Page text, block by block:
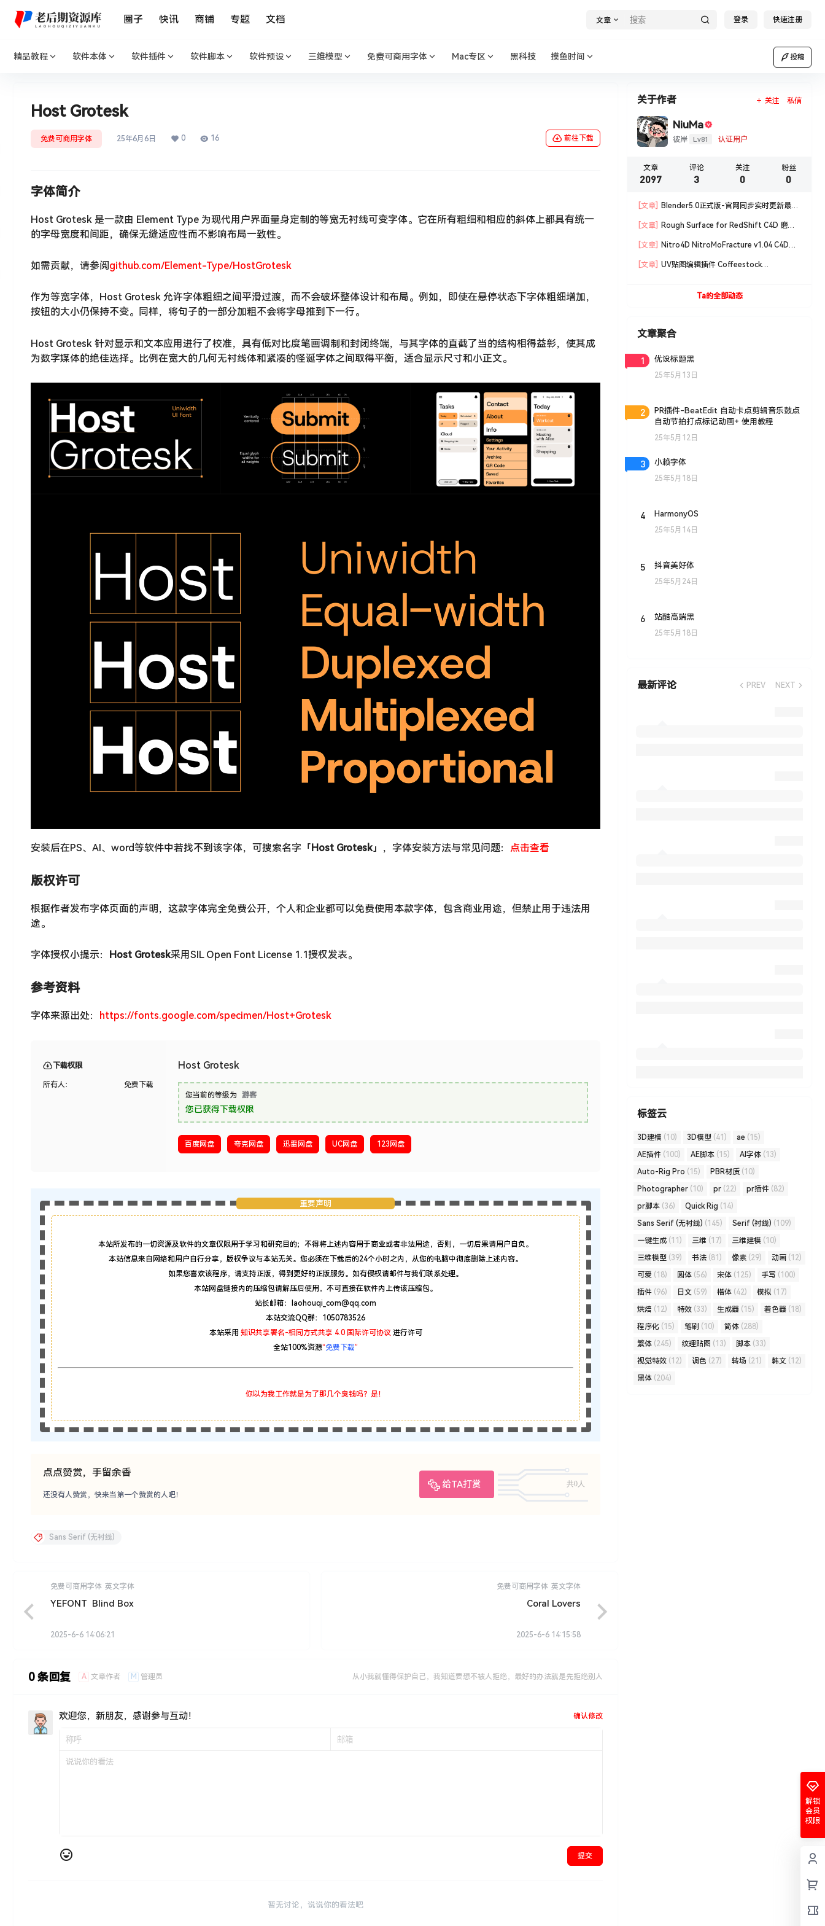
圈子 快讯 商铺 专题 文档 文章 登录 快速注册
精品教程 软件本体 软件插件 软件脚本 软件预设 三维模型 免费可商用字体 Mac专区 黑科技 摸鱼时间 投稿
Host Grotesk
免费可商用字体 25年6月6日 0 16 前往下载
字体简介
Host Grotesk 是一款由 Element Type 为现代用户界面量身定制的等宽无衬线可变字体。它在所有粗细和相应的斜体上都具有统一
的字母宽度和间距，确保无缝适应性而不影响布局一致性。
如需贡献，请参阅github.com/Element-Type/HostGrotesk
作为等宽字体，Host Grotesk 允许字体粗细之间平滑过渡，而不会破坏整体设计和布局。例如，即使在悬停状态下字体粗细增加，
按钮的大小仍保持不变。同样，将句子的一部分加粗不会将字母推到下一行。
Host Grotesk 针对显示和文本应用进行了校准，具有低对比度笔画调制和封闭终端，与其字体的直截了当的结构相得益彰，使其成
为数字媒体的绝佳选择。比例在宽大的几何无衬线体和紧凑的怪诞字体之间取得平衡，适合显示尺寸和小正文。
安装后在PS、AI、word等软件中若找不到该字体，可搜索名字「Host Grotesk」，字体安装方法与常见问题： 点击查看
版权许可
根据作者发布字体页面的声明，这款字体完全免费公开，个人和企业都可以免费使用本款字体，包含商业用途，但禁止用于违法用
途。
字体授权小提示： Host Grotesk采用SIL Open Font License 1.1授权发表。
参考资料
字体来源出处： https://fonts.google.com/specimen/Host+Grotesk
下载权限
所有人： 免费下载
Host Grotesk
您当前的等级为 游客
您已获得下载权限
百度网盘 夸克网盘 迅雷网盘 UC网盘 123网盘
重要声明
本站所发布的一切资源及软件的文章仅限用于学习和研究目的；不得将上述内容用于商业或者非法用途，否则，一切后果请用户自负。
本站信息来自网络和用户自行分享，版权争议与本站无关。您必须在下载后的24个小时之内，从您的电脑中彻底删除上述内容。
如果您喜欢该程序，请支持正版，得到更好的正版服务。如有侵权请邮件与我们联系处理。
本站网盘链接内的压缩包请解压后使用，不可直接在软件内上传该压缩包。
站长邮箱：laohouqi_com@qq.com
本站交流QQ群：1050783526
本站采用 知识共享署名-相同方式共享 4.0 国际许可协议 进行许可
全站100%资源“免费下载”
你以为我工作就是为了那几个臭钱吗？是！
点点赞赏，手留余香
给TA打赏
共0人
还没有人赞赏，快来当第一个赞赏的人吧！
Sans Serif (无衬线)
免费可商用字体 英文字体
YEFONT Blind Box
2025-6-6 14:06:21
免费可商用字体 英文字体
Coral Lovers
2025-6-6 14:15:58
0 条回复 A 文章作者 M 管理员 从小我就懂得保护自己，我知道要想不被人拒绝，最好的办法就是先拒绝别人
欢迎您，新朋友，感谢参与互动！ 确认修改
提交
暂无讨论，说说你的看法吧
关于作者 关注 私信
NiuMa
彼岸 Lv81 认证用户
文章
2097
评论
3
关注
0
粉丝
0
[文章]
Blender5.0正式版-官网同步实时更新最新
[文章]
Rough Surface for RedShift C4D 磨损
[文章]
Nitro4D NitroMoFracture v1.04 C4D插
[文章]
UV贴图编辑插件 Coffeestock
Ta的全部动态
文章聚合
1 优设标题黑
25年5月13日
2
PR插件-BeatEdit 自动卡点剪辑音乐鼓点
自动节拍打点标记动画+ 使用教程
25年5月12日
3 小赖字体
25年5月18日
4 HarmonyOS
25年5月14日
5 抖音美好体
25年5月24日
6 站酷高端黑
25年5月18日
最新评论 PREV NEXT
标签云
3D建模 (10) 3D模型 (41) ae (15)
AE插件 (100) AE脚本 (15) AI字体 (13)
Auto-Rig Pro (15) PBR材质 (10)
Photographer (10) pr (22) pr插件 (82)
pr脚本 (36) Quick Rig (14)
Sans Serif (无衬线) (145) Serif (衬线) (109)
一键生成 (11) 三维 (17) 三维建模 (10)
三维模型 (39) 书法 (81) 像素 (29) 动画 (12)
可爱 (18) 圆体 (56) 宋体 (125) 手写 (100)
插件 (96) 日文 (59) 楷体 (42) 模拟 (17)
烘焙 (12) 特效 (33) 生成器 (15) 着色器 (18)
程序化 (15) 笔刷 (10) 简体 (288)
繁体 (245) 纹理贴图 (13) 脚本 (33)
视觉特效 (12) 调色 (27) 转场 (21) 韩文 (12)
黑体 (204)
解锁
会员
权限